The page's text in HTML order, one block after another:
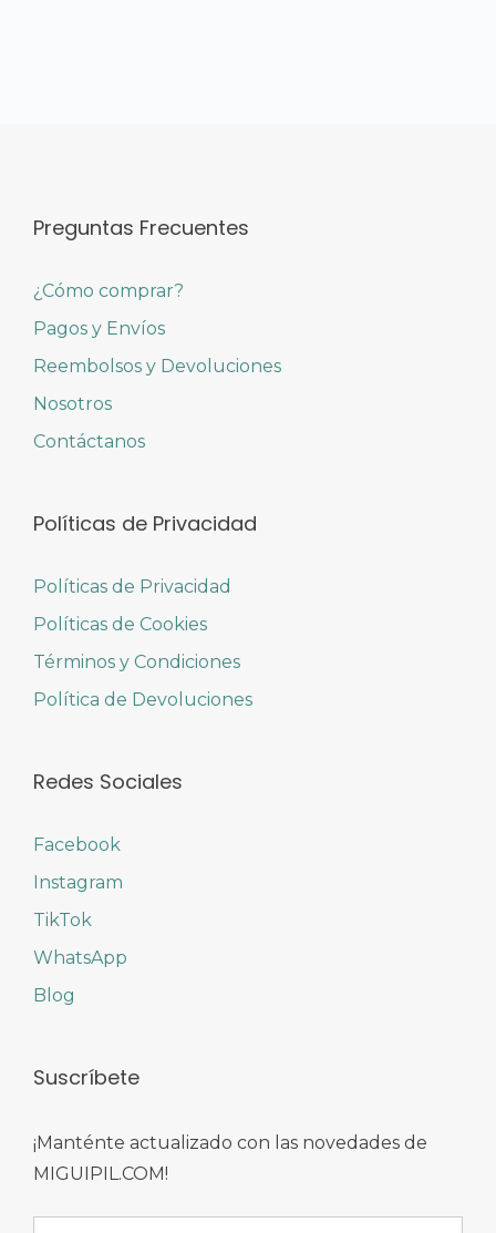
Preguntas Frecuentes
¿Cómo comprar?
Pagos y Envíos
Reembolsos y Devoluciones
Nosotros
Contáctanos
Políticas de Privacidad
Políticas de Privacidad
Políticas de Cookies
Términos y Condiciones
Política de Devoluciones
Redes Sociales
Facebook
Instagram
TikTok
WhatsApp
Blog
Suscríbete
¡Manténte actualizado con las novedades de
MIGUIPIL.COM!